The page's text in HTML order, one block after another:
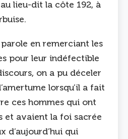
lieu-dit la côte 192, à
en remerciant les
pour leur indéfectible
on a pu déceler
lorsqu’il a fait
ces hommes qui ont
et avaient la foi sacrée
d’aujourd’hui qui